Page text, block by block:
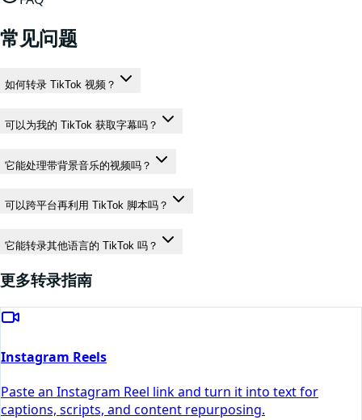
常见问题
如何转录 TikTok 视频？
可以为我的 TikTok 获取字幕吗？
它能处理带背景音乐的视频吗？
可以跨平台再利用 TikTok 脚本吗？
它能转录其他语言的 TikTok 吗？
更多转录指南
Instagram Reels
Paste an Instagram Reel link and turn it into text for
captions, scripts, and content repurposing.